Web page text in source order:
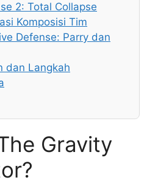
2: Total Collapse
Komposisi Tim
Defense: Parry dan
dan Langkah
Gravity